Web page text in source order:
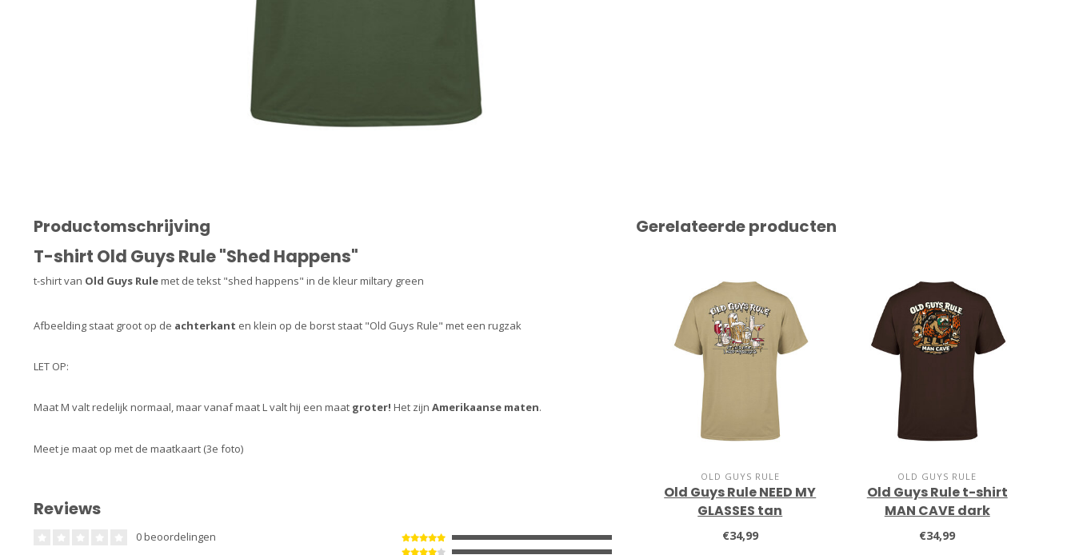
Productomschrijving
T-shirt Old Guys Rule "Shed Happens"
t-shirt van Old Guys Rulemet de tekst "shed happens" in de kleur miltary green
Afbeelding staat groot op de achterkant en klein op de borst staat "Old Guys Rule" met een rugzak
LET OP:
Maat M valt redelijk normaal, maar vanaf maat L valt hij een maat groter! Het zijn Amerikaanse maten.
Meet je maat op met de maatkaart (3e foto)
Reviews
0 beoordelingen
Gerelateerde producten
OLD GUYS RULE
Old Guys Rule NEED MY
GLASSES tan
€34,99
OLD GUYS RULE
Old Guys Rule t-shirt
MAN CAVE dark
chocolate
€34,99